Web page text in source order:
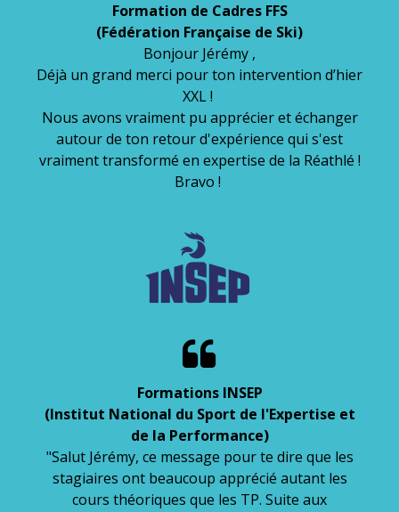
Formation de Cadres FFS
(Fédération Française de Ski)
Bonjour Jérémy ,
Déjà un grand merci pour ton intervention d’hier
XXL !
Nous avons vraiment pu apprécier et échanger
autour de ton retour d'expérience qui s'est
vraiment transformé en expertise de la Réathlé !
Bravo !

Formations INSEP
(Institut National du Sport de l'Expertise et
de la Performance)
"Salut Jérémy, ce message pour te dire que les
stagiaires ont beaucoup apprécié autant les
cours théoriques que les TP. Suite aux